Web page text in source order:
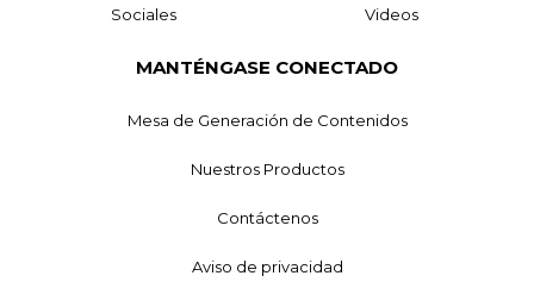
Sociales Videos
MANTÉNGASE CONECTADO
Mesa de Generación de Contenidos
Nuestros Productos
Contáctenos
Aviso de privacidad